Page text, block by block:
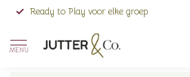
Ready to Play voor elke groep
MENU